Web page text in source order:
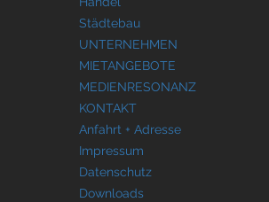
Städtebau
UNTERNEHMEN
MIETANGEBOTE
MEDIENRESONANZ
KONTAKT
Anfahrt + Adresse
Impressum
Datenschutz
Downloads